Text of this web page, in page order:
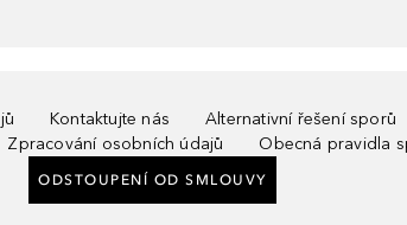
Kontaktujte nás
Alternativní řešení sporů
Zpracování osobních údajů
Obecná pravidla
ODSTOUPENÍ OD SMLOUVY